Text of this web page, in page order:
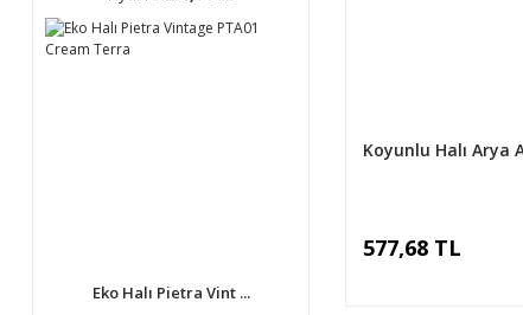
Eko Halı Pietra Vint ...
Koyunlu Halı Arya
577,68 TL